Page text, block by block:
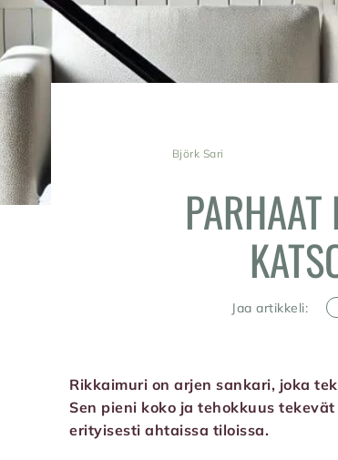
Björk Sari
Jaa artikkeli:
Rikkaimuri on arjen sankari, joka
Sen pieni koko ja tehokkuus
erityisesti ahtaissa tiloissa.